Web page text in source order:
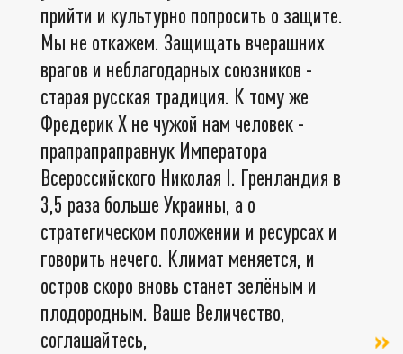
прийти и культурно попросить о защите.
Мы не откажем. Защищать вчерашних
врагов и неблагодарных союзников -
старая русская традиция. К тому же
Фредерик X не чужой нам человек -
прапрапраправнук Императора
Всероссийского Николая I. Гренландия в
3,5 раза больше Украины, а о
стратегическом положении и ресурсах и
говорить нечего. Климат меняется, и
остров скоро вновь станет зелёным и
плодородным. Ваше Величество,
соглашайтесь,